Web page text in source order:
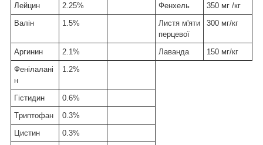
Лейцин 2.25% Фенхель
350 мг /кг
Валін
1.5%
Листя м'яти
перцевої
300 мг/кг
Aргинин 2.1% Лаванда
150 мг/кг
Фенілалані
н
1.2%
Гістидин
0.6%
Tриптофан
0.3%
Цистин
0.3%